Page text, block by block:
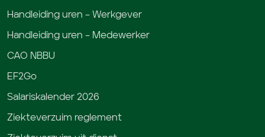
Handleiding uren – Werkgever
Handleiding uren – Medewerker
CAO NBBU
EF2Go
Salariskalender 2026
Ziekteverzuim reglement